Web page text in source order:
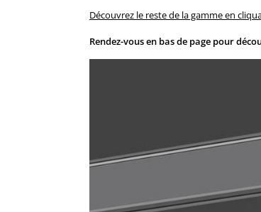
Découvrez le reste de la gamme en
Rendez-vous en bas de page pour